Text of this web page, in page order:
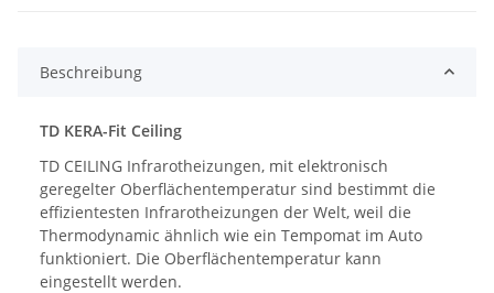
Beschreibung
TD KERA-Fit Ceiling
TD CEILING Infrarotheizungen, mit elektronisch
geregelter Oberflächentemperatur sind bestimmt die
effizientesten Infrarotheizungen der Welt, weil die
Thermodynamic ähnlich wie ein Tempomat im Auto
funktioniert. Die Oberflächentemperatur kann
eingestellt werden.